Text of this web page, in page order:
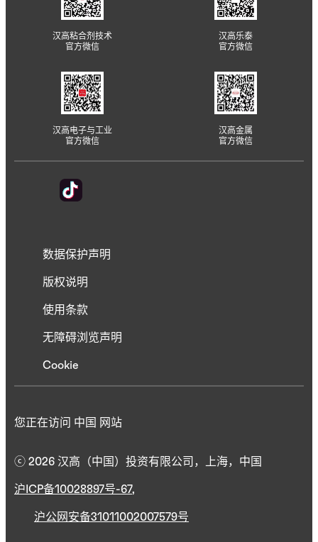
汉高粘合剂技术
官方微信
汉高乐泰
官方微信
汉高电子与工业
官方微信
汉高金属
官方微信
数据保护声明
版权说明
使用条款
无障碍浏览声明
Cookie
ⓒ 2026 汉高（中国）投资有限公司，上海，中国
沪ICP备10028897号-67,
沪公网安备31011002007579号
您正在访问 中国 网站